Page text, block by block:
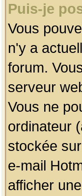
Puis-je
Vous
n'y a
forum.
serveur
Vous ne
ordinateur
stockée
e-mail
afficher